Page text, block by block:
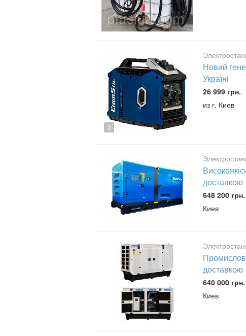
3
Новий
Україні
26 999 грн.
из г. Киев
доставкою
648 200 грн.
Киев
доставкою
640 000 грн.
Киев